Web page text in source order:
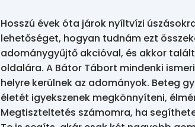
Hosszú évek óta járok nyíltvízi
lehetőséget, hogyan tudnám ezt
adománygyűjtő akcióval, és akkor
oldalára. A Bátor Tábort mindenki
helyre kerülnek az adományok. Beteg
életét igyekszenek megkönnyíteni,
Megtiszteltetés számomra, ha